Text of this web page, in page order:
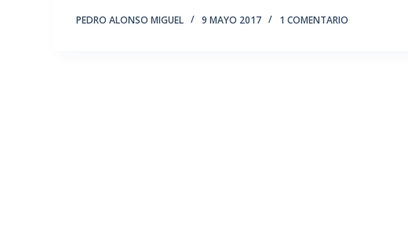
PEDRO ALONSO MIGUEL 9 MAYO 2017 1 COMENTARIO